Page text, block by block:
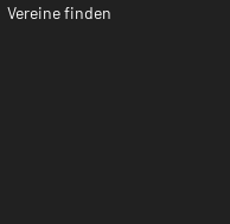
Vereine finden